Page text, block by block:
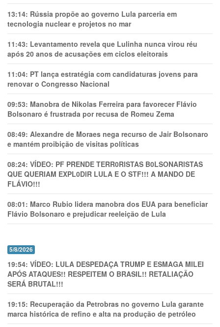
13:14: Rússia propõe ao governo Lula parceria em
tecnologia nuclear e projetos no mar
11:43: Levantamento revela que Lulinha nunca virou réu
após 20 anos de acusações em ciclos eleitorais
11:04: PT lança estratégia com candidaturas jovens para
renovar o Congresso Nacional
09:53: Manobra de Nikolas Ferreira para favorecer Flávio
Bolsonaro é frustrada por recusa de Romeu Zema
08:49: Alexandre de Moraes nega recurso de Jair Bolsonaro
e mantém proibição de visitas políticas
08:24: VÍDEO: PF PRENDE TERR0RlSTAS B0LSONARlSTAS
QUE QUERIAM EXPL0DlR LULA E O STF!!! A MANDO DE
FLÁVIO!!!
08:01: Marco Rubio lidera manobra dos EUA para beneficiar
Flávio Bolsonaro e prejudicar reeleição de Lula
5/8/2026
19:54: VÍDEO: LULA DESPEDAÇA TRUMP E ESMAGA MILEI
APÓS ATAQUES!! RESPEITEM O BRASIL!! RETALIAÇÃO
SERÁ BRUTAL!!!
19:15: Recuperação da Petrobras no governo Lula garante
marca histórica de refino e alta na produção de petróleo